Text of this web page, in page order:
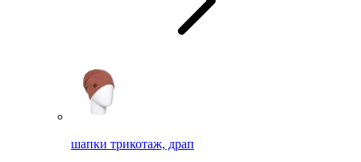
шапки трикотаж, драп